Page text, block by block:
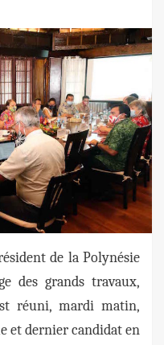
de la Polynésie
des grands travaux,
réuni, mardi matin,
et dernier candidat en